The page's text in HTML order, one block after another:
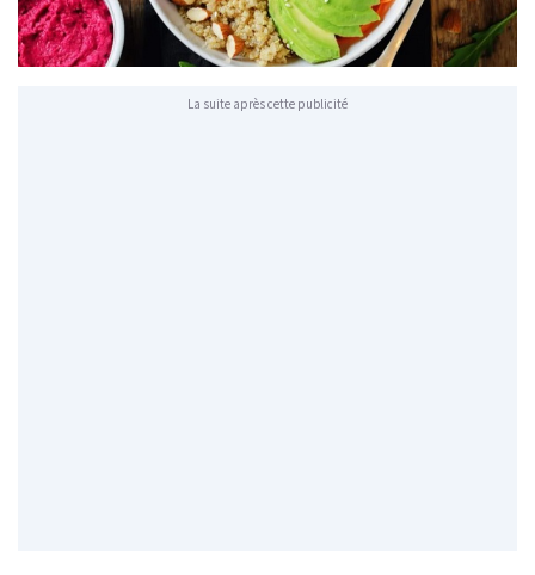
La suite après cette publicité